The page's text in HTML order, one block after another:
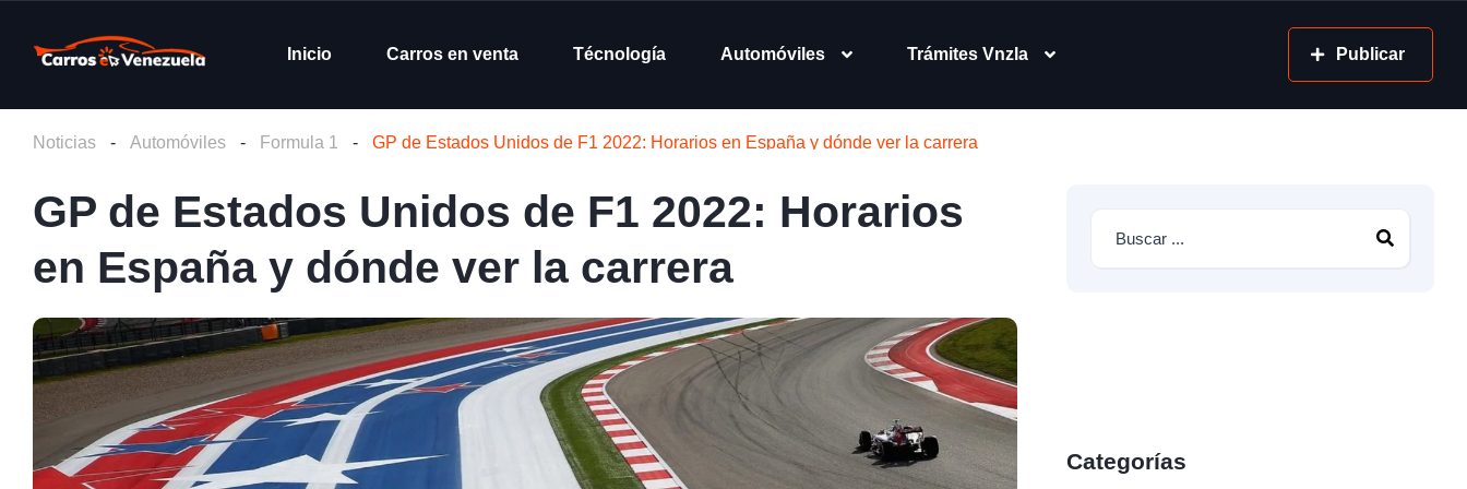
Inicio Carros en venta Técnología Automóviles Trámites Vnzla Publicar
Noticias - Automóviles - Formula 1 - GP de Estados Unidos de F1 2022: Horarios en España y dónde ver la carrera
GP de Estados Unidos de F1 2022: Horarios
en España y dónde ver la carrera
Categorías